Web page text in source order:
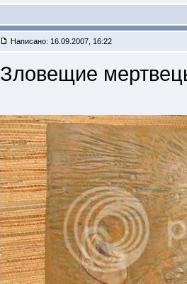
Написано: 16.09.2007, 16:22
Зловещие